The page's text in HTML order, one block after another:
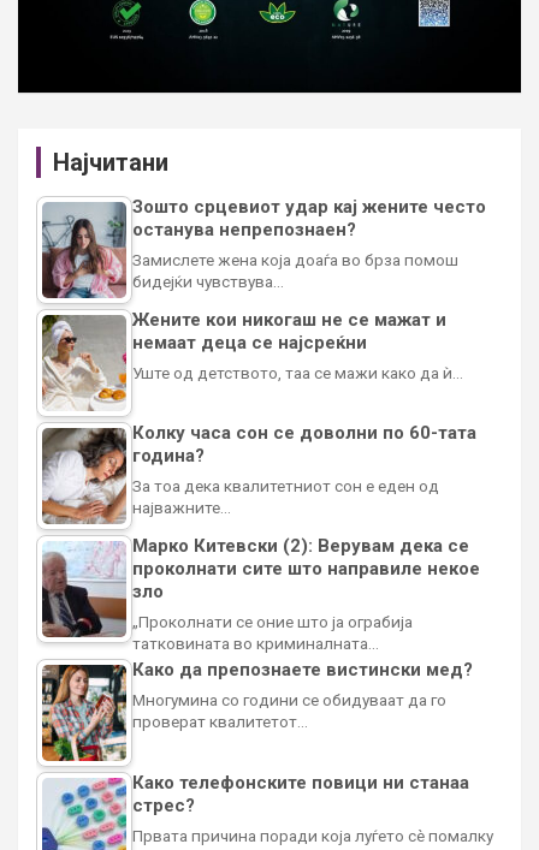
Најчитани
Зошто срцевиот удар кај жените често
останува непрепознаен?
Замислете жена која доаѓа во брза помош
бидејќи чувствува…
Жените кои никогаш не се мажат и
немаат деца се најсреќни
Уште од детството, таа се мажи како да ѝ…
Колку часа сон се доволни по 60-тата
година?
За тоа дека квалитетниот сон е еден од
најважните…
Марко Китевски (2): Верувам дека се
проколнати сите што направиле некое
зло
„Проколнати се оние што ја ограбија
татковината во криминалната…
Како да препознаете вистински мед?
Многумина со години се обидуваат да го
проверат квалитетот…
Како телефонските повици ни станаа
стрес?
Првата причина поради која луѓето сè помалку